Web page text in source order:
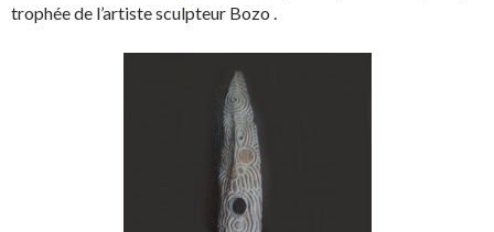
trophée de l’artiste sculpteur Bozo .